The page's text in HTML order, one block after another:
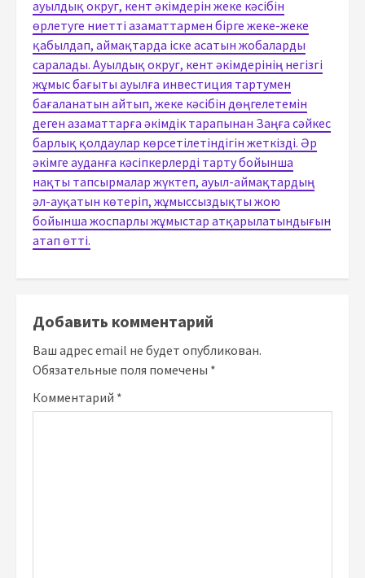
ауылдық округ, кент әкімдерін жеке кәсібін
өрлетуге ниетті азаматтармен бірге жеке-жеке
қабылдап, аймақтарда іске асатын жобаларды
саралады. Ауылдық округ, кент әкімдерінің негізгі
жұмыс бағыты ауылға инвестиция тартумен
бағаланатын айтып, жеке кәсібін дөңгелетемін
деген азаматтарға әкімдік тарапынан Заңға сәйкес
барлық қолдаулар көрсетілетіндігін жеткізді. Әр
әкімге ауданға кәсіпкерлерді тарту бойынша
нақты тапсырмалар жүктеп, ауыл-аймақтардың
әл-ауқатын көтеріп, жұмыссыздықты жою
бойынша жоспарлы жұмыстар атқарылатындығын
атап өтті.
Добавить комментарий
Ваш адрес email не будет опубликован.
Обязательные поля помечены *
Комментарий *